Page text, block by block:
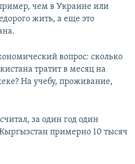
чем в Украине или
жить, а еще это
вопрос: сколько
тратит в месяц на
На учебу, проживание,
за один год один
примерно 10 тысяч